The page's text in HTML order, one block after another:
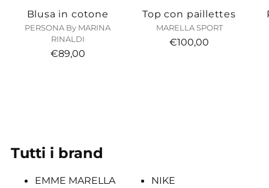
Blusa in cotone
PERSONA By MARINA
RINALDI
€89,00
Top con paillettes
MARELLA SPORT
€100,00
Tutti i brand
EMME MARELLA
NIKE